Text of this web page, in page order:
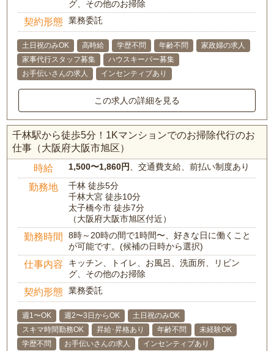
グ、その他のお掃除
契約形態 業務委託
土日祝のみOK 高時給 学歴不問 年齢不問
家政婦の求人
家事代行スタッフ募集
ハウスキーパー募集
お手伝いさんの求人
インセンティブあり
この求人の詳細を見る
千林駅から徒歩5分！1Kマンションでのお掃除代行のお
仕事（大阪府大阪市旭区）
時給 1,500〜1,860円、交通費支給、前払い制度あり
勤務地
千林 徒歩5分
千林大宮 徒歩10分
太子橋今市 徒歩7分
（大阪府大阪市旭区付近）
勤務時間
8時～20時の間で1時間〜、好きな日に働くこと
が可能です。(候補の日時から選択)
仕事内容
キッチン、トイレ、お風呂、洗面所、リビン
グ、その他のお掃除
契約形態 業務委託
週1〜OK 週2〜3日からOK
土日祝のみOK
スキマ時間勤務OK
昇給･昇格あり 年齢不問
未経験OK
学歴不問
お手伝いさんの求人 インセンティブあり